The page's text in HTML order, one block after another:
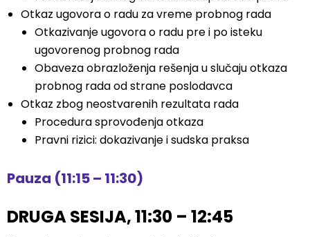
Otkaz ugovora o radu za vreme probnog rada
Otkazivanje ugovora o radu pre i po isteku
ugovorenog probnog rada
Obaveza obrazloženja rešenja u slučaju otkaza
probnog rada od strane poslodavca
Otkaz zbog neostvarenih rezultata rada
Procedura sprovođenja otkaza
Pravni rizici: dokazivanje i sudska praksa
Pauza (11:15 – 11:30)
DRUGA SESIJA, 11:30 – 12:45